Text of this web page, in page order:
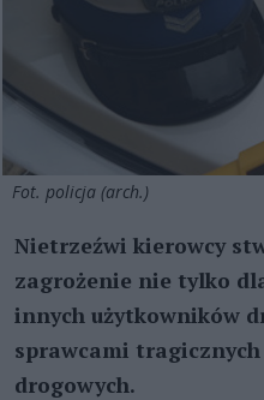
Fot. policja (arch.)
Nietrzeźwi kierowcy
zagrożenie nie tylko
innych użytkowników
sprawcami
drogowych.